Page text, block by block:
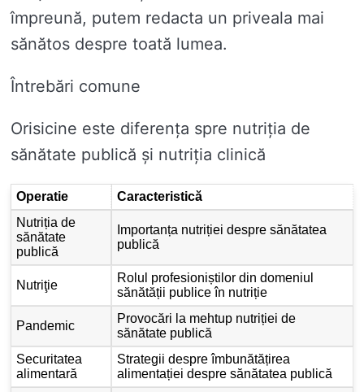
împreună, putem redacta un priveala mai
sănătos despre toată lumea.
Întrebări comune
Orisicine este diferența spre nutriția de
sănătate publică și nutriția clinică
Operatie
Caracteristică
Nutriția de
sănătate
publică
Importanța nutriției despre sănătatea
publică
Nutriţie
Rolul profesioniștilor din domeniul
sănătății publice în nutriție
Pandemic
Provocări la mehtup nutriției de
sănătate publică
Securitatea
alimentară
Strategii despre îmbunătățirea
alimentației despre sănătatea publică